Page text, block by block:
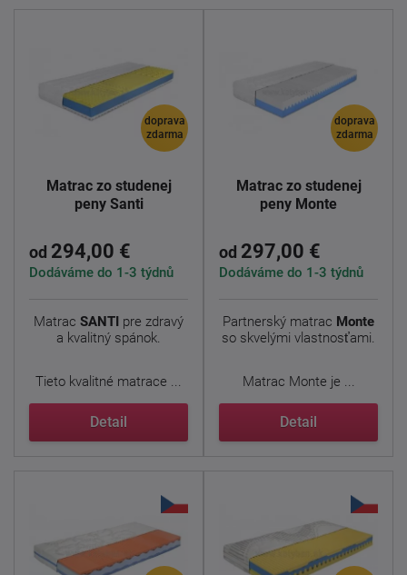
doprava
zdarma
Matrac zo studenej
peny Santi
od 294,00 €
Dodáváme do 1-3 týdnů
Matrac SANTI pre zdravý
a kvalitný spánok.
Tieto kvalitné matrace ...
Detail
doprava
zdarma
Matrac zo studenej
peny Monte
od 297,00 €
Dodáváme do 1-3 týdnů
Partnerský matrac Monte
so skvelými vlastnosťami.
Matrac Monte je ...
Detail